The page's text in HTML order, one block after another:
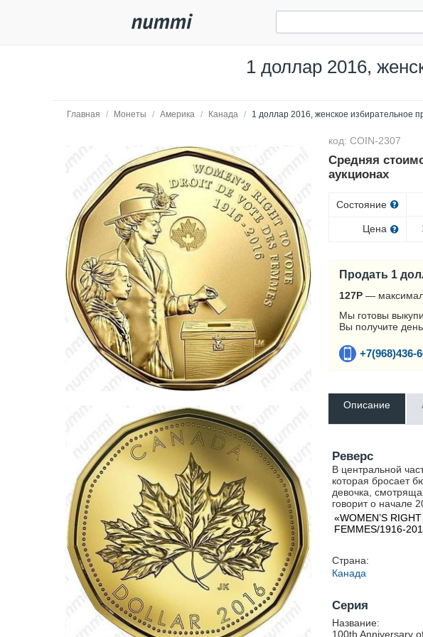
1 доллар 2016,
Главная / Монеты / Америка / Канада / 1 доллар 2016, женское избирательное
код: COIN-2307
Средняя
аукционах
Состояние
Цена
Продать 1
127Р —
Мы готовы
Вы получите
+7(968)436-
Описание
Реверс
В центральной
которая бросает
девочка,
говорит о начале
«WOMEN’S
FEMMES/1916-
Страна:
Канада
Серия
Название:
100th Anniversary